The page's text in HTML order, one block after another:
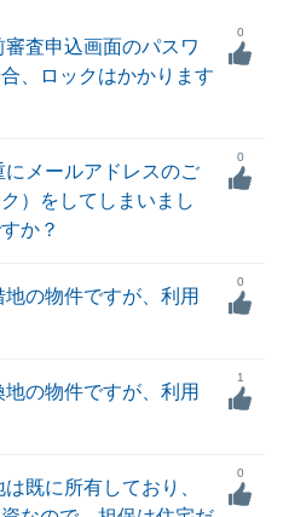
審査申込画面のパスワ
、ロックはかかります
0
にメールアドレスのご
）をしてしまいまし
か？
0
地の物件ですが、利用
0
地の物件ですが、利用
1
既に所有しており、
0